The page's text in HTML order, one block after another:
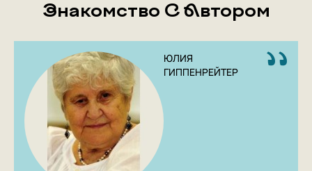
1. Книга профессора и крупнейшего отечественного
психолога поможет разобраться в сложных вопросах
здорового родительства и создать доброжелательную
атмосферу в семье.
2. Руководство поможет воспитать в ребенке
здоровую самооценку и научить его справляться с
житейскими трудностями.
3. Универсальные стратегии воспитания на все
случаи жизни – для опытных и новоиспеченных
родителей!
Знакомство С Автором
ЮЛИЯ
ГИППЕНРЕЙТЕР